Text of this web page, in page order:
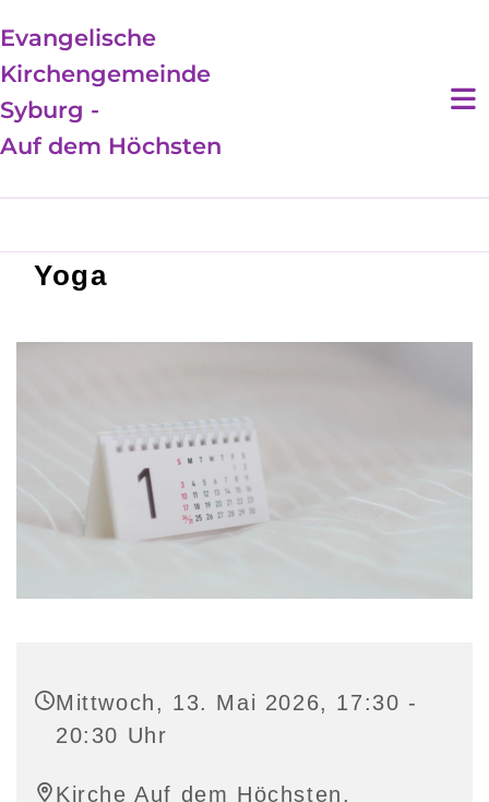
Evangelische
Kirchengemeinde
Syburg -
Auf dem Höchsten
Yoga
Mittwoch, 13. Mai 2026, 17:30 -
20:30 Uhr
Kirche Auf dem Höchsten,